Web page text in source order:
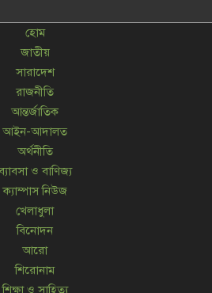
হোম
জাতীয়
সারাদেশ
রাজনীতি
আন্তর্জাতিক
আইন-আদালত
অর্থনীতি
ও বাণিজ্য
ক্যাম্পাস নিউজ
খেলাধুলা
বিনোদন
আরো
শিরোনাম
শিক্ষা ও সাহিত্য